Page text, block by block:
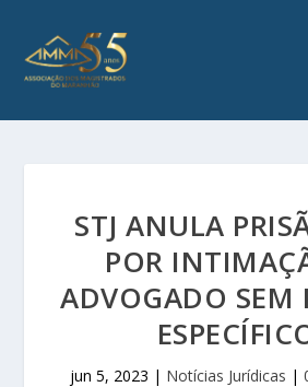
STJ ANULA
POR
ADVOGADO SEM
jun 5, 2023 | Notícias Jurídicas |